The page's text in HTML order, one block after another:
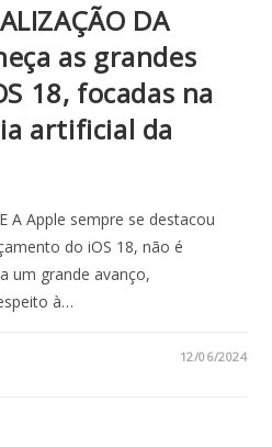
DA
as grandes
18, focadas na
artificial da
A Apple sempre se destacou
do iOS 18, não é
um grande avanço,
à…
12/06/2024